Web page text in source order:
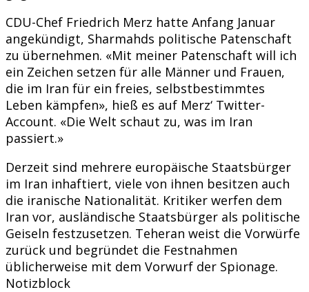
CDU-Chef Friedrich Merz hatte Anfang Januar
angekündigt, Sharmahds politische Patenschaft
zu übernehmen. «Mit meiner Patenschaft will ich
ein Zeichen setzen für alle Männer und Frauen,
die im Iran für ein freies, selbstbestimmtes
Leben kämpfen», hieß es auf Merz‘ Twitter-
Account. «Die Welt schaut zu, was im Iran
passiert.»
Derzeit sind mehrere europäische Staatsbürger
im Iran inhaftiert, viele von ihnen besitzen auch
die iranische Nationalität. Kritiker werfen dem
Iran vor, ausländische Staatsbürger als politische
Geiseln festzusetzen. Teheran weist die Vorwürfe
zurück und begründet die Festnahmen
üblicherweise mit dem Vorwurf der Spionage.
Notizblock